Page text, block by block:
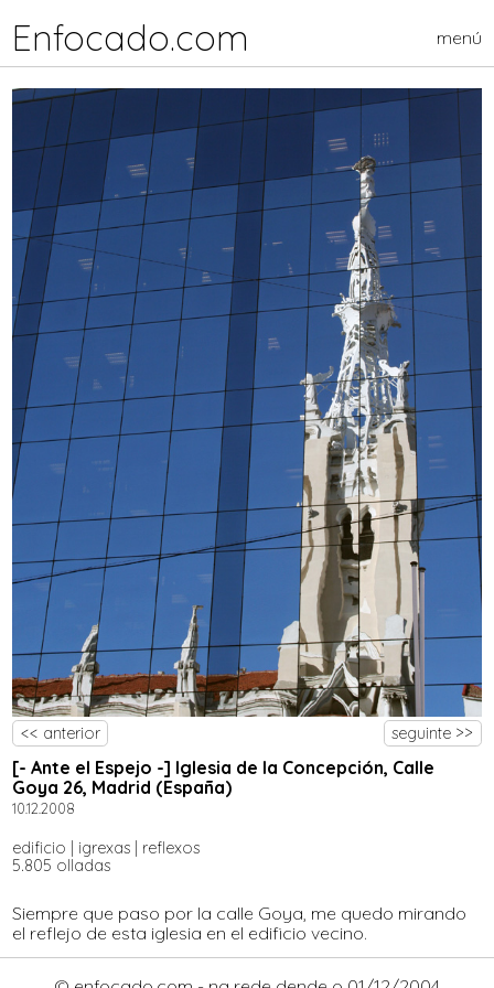
Enfocado.com menú
<< anterior seguinte >>
[- Ante el Espejo -] Iglesia de la Concepción, Calle
Goya 26, Madrid (España)
10.12.2008
edificio igrexas
reflexos
5.805 olladas
Siempre que paso por la calle Goya, me quedo mirando
el reflejo de esta iglesia en el edificio vecino.